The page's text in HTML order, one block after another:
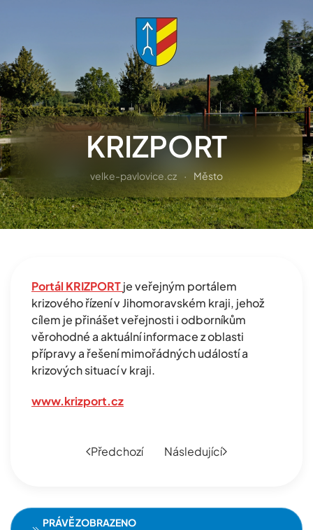
KRIZPORT
velke-pavlovice.cz Město
PRÁVĚ ZOBRAZENO
Portál KRIZPORTje veřejným portálem
krizového řízení v Jihomoravském kraji, jehož
cílem je přinášet veřejnosti i odborníkům
věrohodné a aktuální informace z oblasti
přípravy a řešení mimořádných událostí a
krizových situací v kraji.
www.krizport.cz
Předchozí Následující